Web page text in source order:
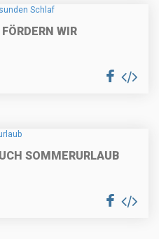
WIR
SOMMERURLAUB